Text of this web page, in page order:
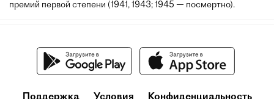
премий первой степени (1941, 1943; 1945 — посмертно).
Поддержка Условия Конфиденциальность